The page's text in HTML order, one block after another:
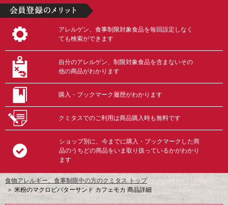
アレルゲン、食事制限対象食品を毎回設定しなく
ても検索ができます
自分のアレルゲン、制限対象食品を含まないその
他の商品がわかります
購入・ブックマーク履歴がわかります
クミタスでのご利用は商品購入時も無料です
ショップ別に、今までに購入・ブックマークした商
品のうちどの商品をいま取り扱っているかがわかり
ます
食物アレルギー、食事制限中の方のクミタス トップ
＞米粉のマクロビバターサンド カフェモカ 商品詳細